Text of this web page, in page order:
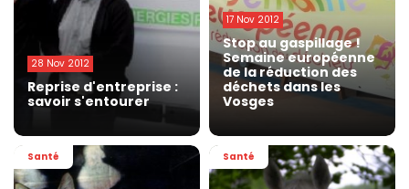
28 Nov 2012
Reprise d'entreprise :
savoir s'entourer
17 Nov 2012
Stop au gaspillage !
Semaine européenne
de la réduction des
déchets dans les
Vosges
Santé Santé